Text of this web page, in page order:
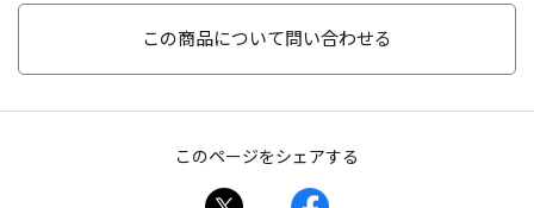
この商品について問い合わせる
このページをシェアする